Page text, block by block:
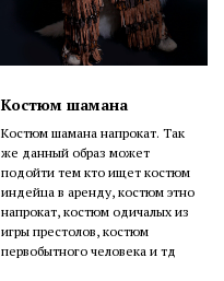
Костюм шамана
Костюм шамана напрокат. Так
же данный образ может
подойти тем кто ищет костюм
индейца в аренду, костюм этно
напрокат, костюм одичалых из
игры престолов, костюм
первобытного человека и тд